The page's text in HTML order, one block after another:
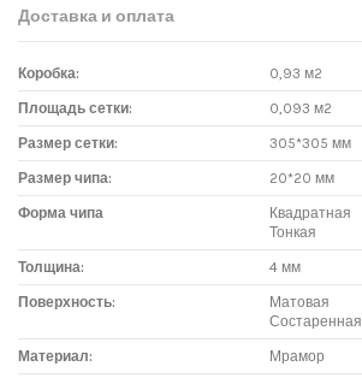
Доставка и оплата
Коробка: 0,93 м2
Площадь сетки: 0,093 м2
Размер сетки: 305*305 мм
Размер чипа: 20*20 мм
Форма чипа
Квадратная
Тонкая
Толщина: 4 мм
Поверхность:
Матовая
Состаренная
Материал: Мрамор